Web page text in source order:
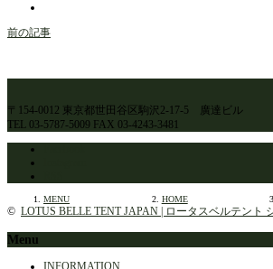
前の記事
〒154-0012 東京都世田谷区駒沢2-17-5 廣達ビル
TEL 03-5787-5009 FAX 03-4243-3481
MENU HOME
© LOTUS BELLE TENT JAPAN | ロータスベルテント
Menu
INFORMATION